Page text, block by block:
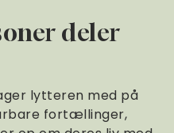
deler
lytteren med på
fortællinger,